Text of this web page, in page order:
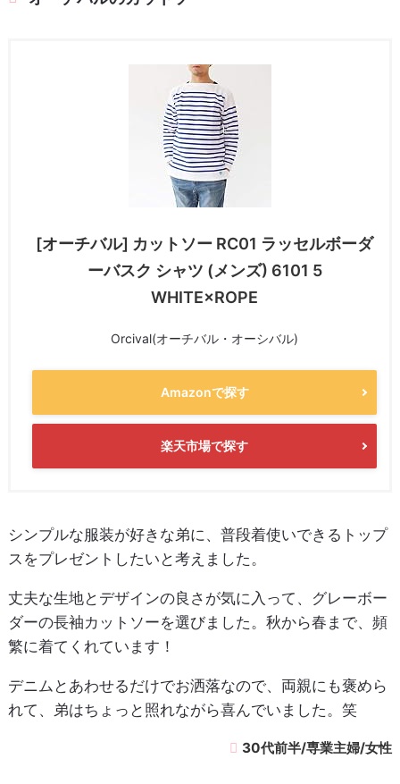
[オーチバル] カットソー RC01 ラッセルボーダ
ーバスク シャツ (メンズ) 6101 5
WHITE×ROPE
Orcival(オーチバル・オーシバル)
Amazonで探す
楽天市場で探す
シンプルな服装が好きな弟に、普段着使いできるトップ
スをプレゼントしたいと考えました。
丈夫な生地とデザインの良さが気に入って、グレーボー
ダーの長袖カットソーを選びました。秋から春まで、頻
繁に着てくれています！
デニムとあわせるだけでお洒落なので、両親にも褒めら
れて、弟はちょっと照れながら喜んでいました。笑
30代前半/専業主婦/女性